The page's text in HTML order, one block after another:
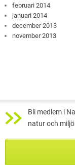
februari 2014
januari 2014
december 2013
november 2013
Bli medlem i
natur och